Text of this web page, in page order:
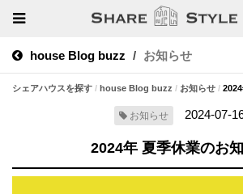
house Blog buzz お知らせ
シェアハウスを探す house Blog buzz お知らせ
お知らせ 2024-07-
2024年 夏季休業のお